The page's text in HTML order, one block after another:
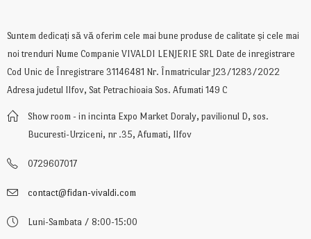
Suntem dedicați să vă oferim cele mai bune produse de calitate și cele mai
noi trenduri Nume Companie VIVALDI LENJERIE SRL Date de inregistrare
Cod Unic de Înregistrare 31146481 Nr. Înmatricular J23/1283/2022
Adresa judetul Ilfov, Sat Petrachioaia Sos. Afumati 149 C
Show room - in incinta Expo Market Doraly, pavilionul D, sos.
Bucuresti-Urziceni, nr .35, Afumati, Ilfov
0729607017
contact@fidan-vivaldi.com
Luni-Sambata / 8:00-15:00